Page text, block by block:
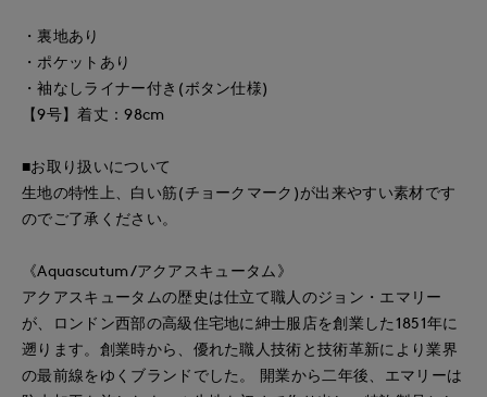
・裏地あり
・ポケットあり
・袖なしライナー付き(ボタン仕様)
【9号】着丈：98cm
■お取り扱いについて
生地の特性上、白い筋(チョークマーク)が出来やすい素材です
のでご了承ください。
《Aquascutum/アクアスキュータム》
アクアスキュータムの歴史は仕立て職人のジョン・エマリー
が、ロンドン西部の高級住宅地に紳士服店を創業した1851年に
遡ります。創業時から、優れた職人技術と技術革新により業界
の最前線をゆくブランドでした。 開業から二年後、エマリーは